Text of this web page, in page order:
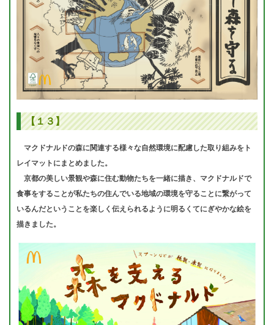
【１３】
マクドナルドの森に関連する様々な自然環境に配慮した取り組みをト
レイマットにまとめました。
京都の美しい景観や森に住む動物たちを一緒に描き、マクドナルドで
食事をすることが私たちの住んでいる地域の環境を守ることに繋がって
いるんだということを楽しく伝えられるように明るくてにぎやかな絵を
描きました。